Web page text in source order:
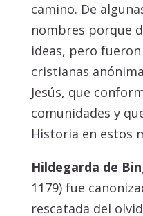
camino. De
nombres porque
ideas, pero
cristianas
Jesús, que
comunidades y
Historia en estos
Hildegarda de
1179) fue
rescatada del